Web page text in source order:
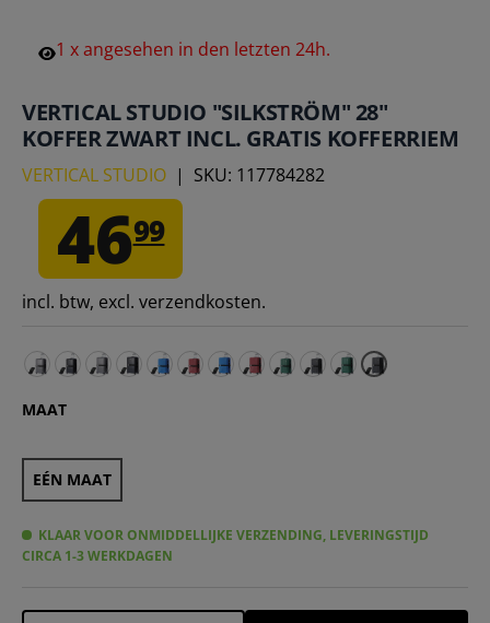
1 xangesehen in den letzten 24h.
VERTICAL STUDIO "SILKSTRÖM" 28"
KOFFER ZWART INCL. GRATIS KOFFERRIEM
VERTICAL STUDIO | SKU: 117784282
4699
incl. btw, excl. verzendkosten.
MAAT
EÉN MAAT
KLAAR VOOR ONMIDDELLIJKE VERZENDING, LEVERINGSTIJD
CIRCA 1-3 WERKDAGEN
Aantal